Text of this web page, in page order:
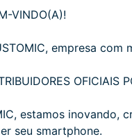
VINDO(A)!
empresa com
OFICIAIS
estamos
seu smartphone.